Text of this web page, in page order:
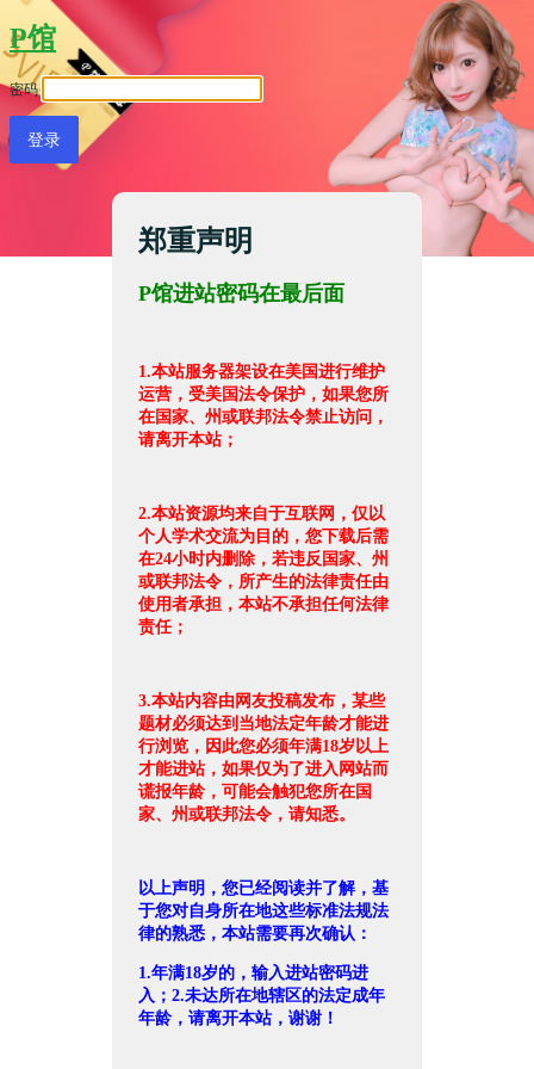
P馆
密码
郑重声明
P馆进站密码在最后面
1.本站服务器架设在美国进行维护
运营，受美国法令保护，如果您所
在国家、州或联邦法令禁止访问，
请离开本站；
2.本站资源均来自于互联网，仅以
个人学术交流为目的，您下载后需
在24小时内删除，若违反国家、州
或联邦法令，所产生的法律责任由
使用者承担，本站不承担任何法律
责任；
3.本站内容由网友投稿发布，某些
题材必须达到当地法定年龄才能进
行浏览，因此您必须年满18岁以上
才能进站，如果仅为了进入网站而
谎报年龄，可能会触犯您所在国
家、州或联邦法令，请知悉。
以上声明，您已经阅读并了解，基
于您对自身所在地这些标准法规法
律的熟悉，本站需要再次确认：
1.年满18岁的，输入进站密码进
入；2.未达所在地辖区的法定成年
年龄，请离开本站，谢谢！